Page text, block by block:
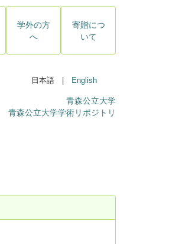
学外の方
へ
寄贈につ
いて
日本語 | English
青森公立大学
青森公立大学学術リポジトリ